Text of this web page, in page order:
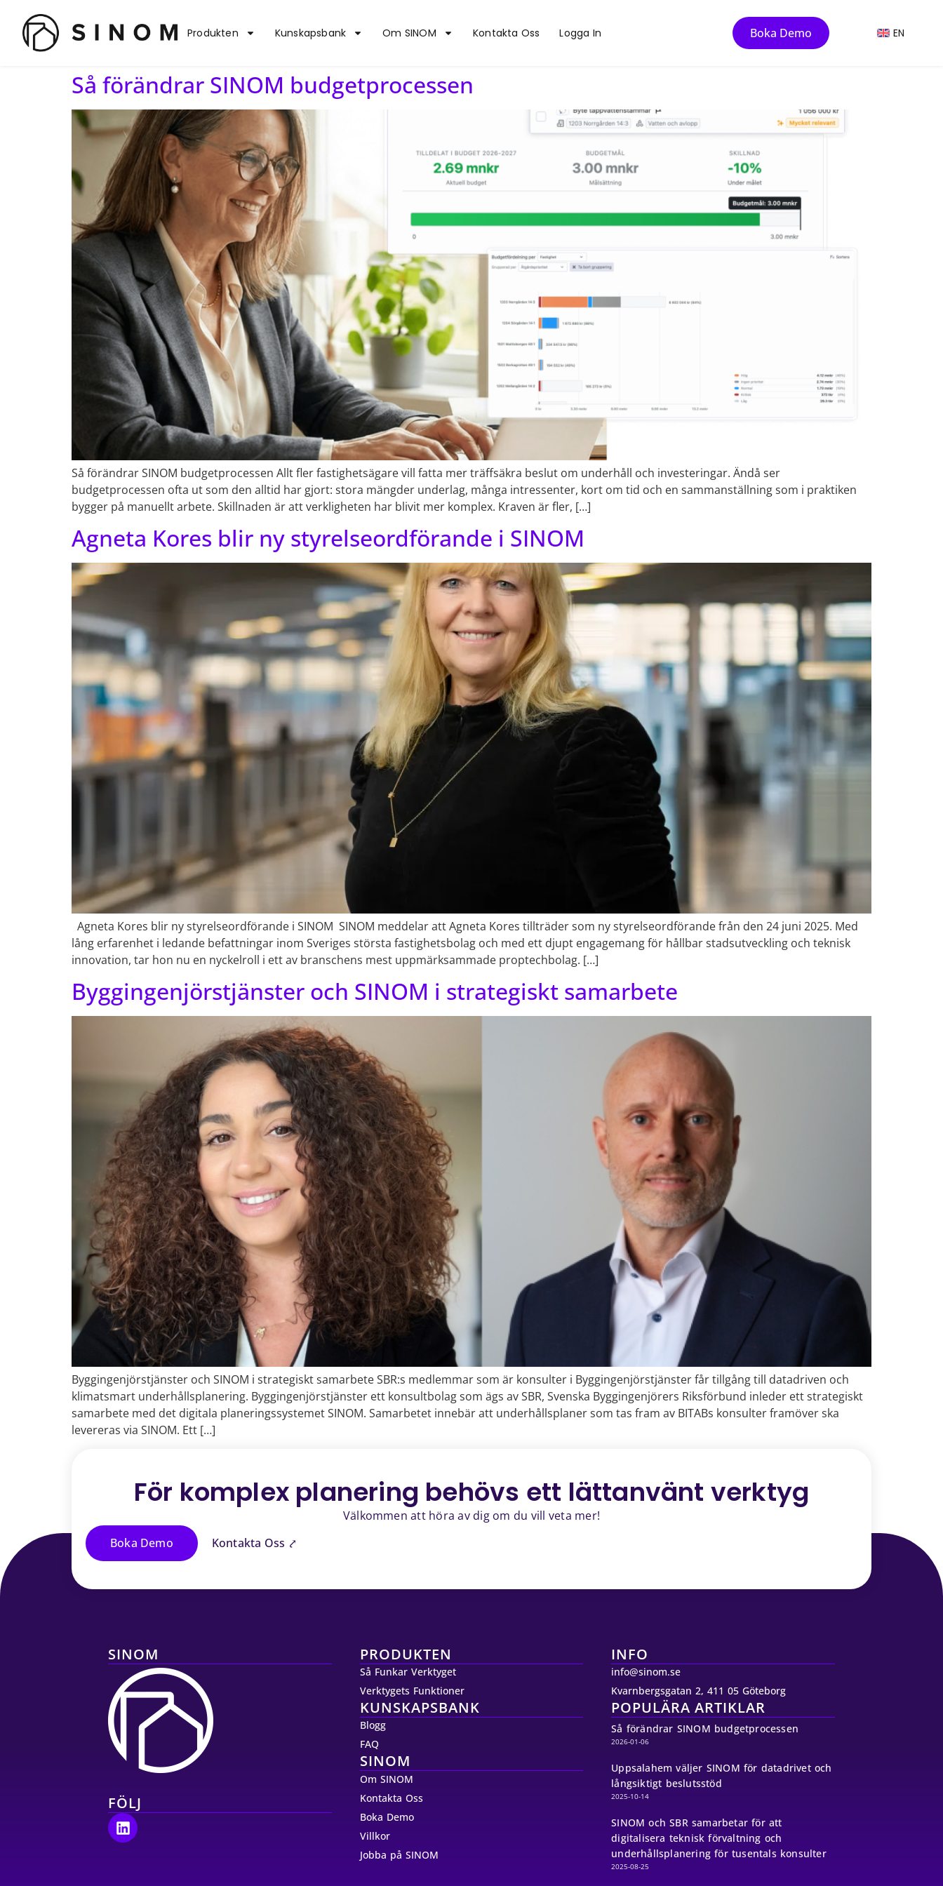
Produkten Kunskapsbank Om SINOM Kontakta Oss Logga In Boka Demo EN
Så förändrar SINOM budgetprocessen
Så förändrar SINOM budgetprocessen Allt fler fastighetsägare vill fatta mer träffsäkra beslut om underhåll och investeringar. Ändå ser
budgetprocessen ofta ut som den alltid har gjort: stora mängder underlag, många intressenter, kort om tid och en sammanställning som i praktiken
bygger på manuellt arbete. Skillnaden är att verkligheten har blivit mer komplex. Kraven är fler, […]
Agneta Kores blir ny styrelseordförande i SINOM
Agneta Kores blir ny styrelseordförande i SINOM SINOM meddelar att Agneta Kores tillträder som ny styrelseordförande från den 24 juni 2025. Med
lång erfarenhet i ledande befattningar inom Sveriges största fastighetsbolag och med ett djupt engagemang för hållbar stadsutveckling och teknisk
innovation, tar hon nu en nyckelroll i ett av branschens mest uppmärksammade proptechbolag. […]
Byggingenjörstjänster och SINOM i strategiskt samarbete
Byggingenjörstjänster och SINOM i strategiskt samarbete SBR:s medlemmar som är konsulter i Byggingenjörstjänster får tillgång till datadriven och
klimatsmart underhållsplanering. Byggingenjörstjänster ett konsultbolag som ägs av SBR, Svenska Byggingenjörers Riksförbund inleder ett strategiskt
samarbete med det digitala planeringssystemet SINOM. Samarbetet innebär att underhållsplaner som tas fram av BITABs konsulter framöver ska
levereras via SINOM. Ett […]
För komplex planering behövs ett lättanvänt verktyg
Välkommen att höra av dig om du vill veta mer!
Boka Demo
Kontakta Oss ⤤
SINOM
FÖLJ
PRODUKTEN
Så Funkar Verktyget
Verktygets Funktioner
KUNSKAPSBANK
Blogg
FAQ
SINOM
Om SINOM
Kontakta Oss
Boka Demo
Villkor
Jobba på SINOM
INFO
info@sinom.se
Kvarnbergsgatan 2, 411 05 Göteborg
POPULÄRA ARTIKLAR
Så förändrar SINOM budgetprocessen
2026-01-06
Uppsalahem väljer SINOM för datadrivet och
långsiktigt beslutsstöd
2025-10-14
SINOM och SBR samarbetar för att
digitalisera teknisk förvaltning och
underhållsplanering för tusentals konsulter
2025-08-25